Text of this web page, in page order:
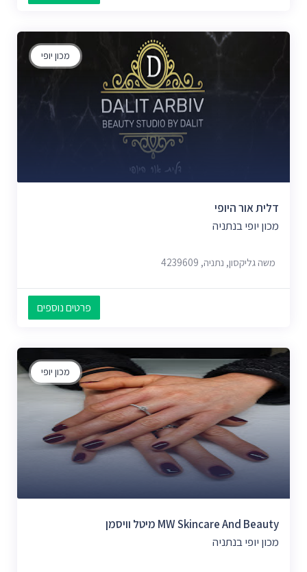
מכון יופי
דלית אור היופי
מכון יופי בנתניה
משה גליקסון, נתניה, 4239609
פרטים נוספים
מכון יופי
MW Skincare And Beauty מיטל וויסמן
מכון יופי בנתניה